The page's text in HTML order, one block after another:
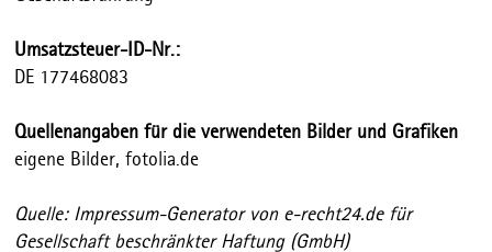
Umsatzsteuer-ID-Nr.:
DE 177468083
Quellenangaben für die verwendeten Bilder und Grafiken
eigene Bilder, fotolia.de
Quelle: Impressum-Generator von e-recht24.de für
Gesellschaft beschränkter Haftung (GmbH)